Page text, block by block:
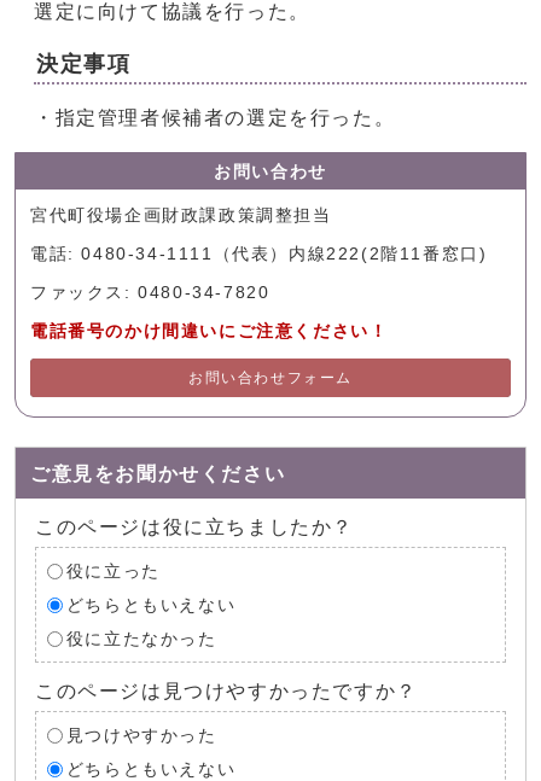
選定に向けて協議を行った。
決定事項
・指定管理者候補者の選定を行った。
お問い合わせ
宮代町役場企画財政課政策調整担当
電話: 0480-34-1111（代表）内線222(2階11番窓口)
ファックス: 0480-34-7820
電話番号のかけ間違いにご注意ください！
お問い合わせフォーム
ご意見をお聞かせください
このページは役に立ちましたか？
役に立った
どちらともいえない
役に立たなかった
このページは見つけやすかったですか？
見つけやすかった
どちらともいえない